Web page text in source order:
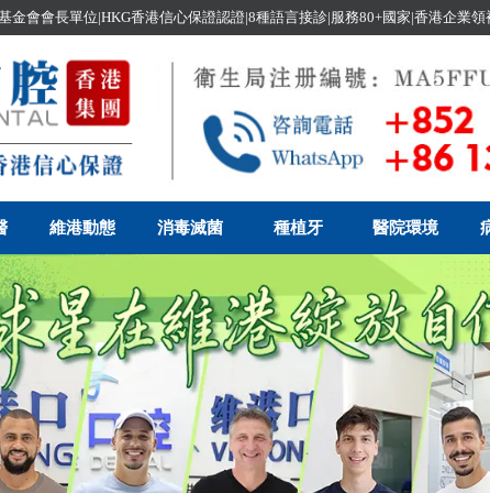
金會會長單位|HKG香港信心保證認證|8種語言接診|服務80+國家|香港企業
維港動態 消毒滅菌 種植牙 醫院環境